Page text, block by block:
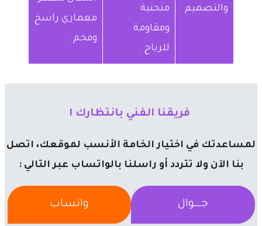
والتصميم
منحنية
ومقاومة
للرياح .
معماري راسخ
وفخم.
​ فريقنا الفني بانتظارك !
لمساعدتك في اختيار الخامة الأنسب لموقعك، اتصل
بنا الآن ولا تتردد أو راسلنا بالواتساب عبر التالي :
جــــوال واتساب